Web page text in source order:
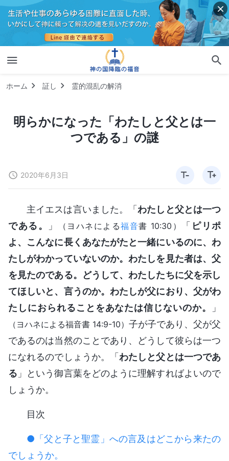
ホーム 証し 霊的混乱の解消
明らかになった「わたしと父とは一
つである」の謎
2020年6月3日
主イエスは言いました。「わたしと父とは一つ
である。
」 （ヨハネによる福音書 10:30） 「 ピリポ
よ、こんなに長くあなたがたと一緒にいるのに、わ
たしがわかっていないのか。わたしを見た者は、父
を見たのである。どうして、わたしたちに父を示し
てほしいと、言うのか。わたしが父におり、父がわ
たしにおられることをあなたは信じないのか。
」
（ヨハネによる福音書 14:9-10） 子が子であり、父が父
であるのは当然のことであり、どうして彼らは一つ
になれるのでしょうか。「わたしと父とは一つであ
る 」という御言葉をどのように理解すればよいので
しょうか。
目次
●「父と子と聖霊」への言及はどこから来たの
でしょうか。